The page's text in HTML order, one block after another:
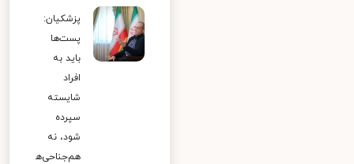
پزشکیان:
پست‌ها
باید به
افراد
شایسته
سپرده
شود، نه
هم‌جناحی‌ه